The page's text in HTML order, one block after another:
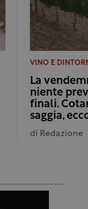
VINO E
La
niente
finali.
saggia,
di Redazione